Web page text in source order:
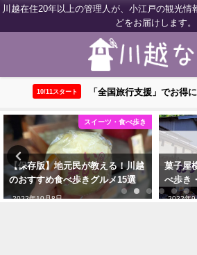
川越在住20年以上の管理人が、小江戸の観光情
どをお届けします。
10/11スタート 「全国旅行支援」でお得
スイーツ・食べ歩き
菓子屋横丁の人気お菓子10選！食
べ歩き・お土産のおすすめは？
2022年9月27日
【川越
スター
2022年